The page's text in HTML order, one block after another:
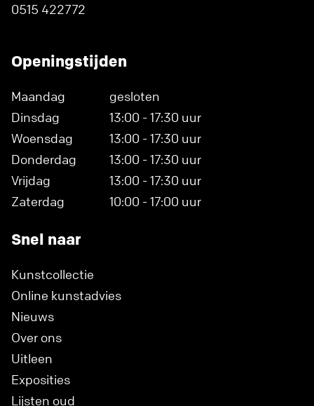
0515 422772
Openingstijden
Maandag
gesloten
Dinsdag
13:00 - 17:30 uur
Woensdag
13:00 - 17:30 uur
Donderdag
13:00 - 17:30 uur
Vrijdag
13:00 - 17:30 uur
Zaterdag
10:00 - 17:00 uur
Snel naar
Kunstcollectie
Online kunstadvies
Nieuws
Over ons
Uitleen
Exposities
Lijsten oud